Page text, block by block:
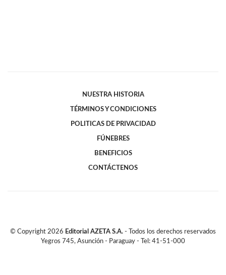
NUESTRA HISTORIA
TÉRMINOS Y CONDICIONES
POLITICAS DE PRIVACIDAD
FÚNEBRES
BENEFICIOS
CONTÁCTENOS
© Copyright 2026 Editorial AZETA S.A. - Todos los derechos reservados
Yegros 745, Asunción - Paraguay - Tel: 41-51-000